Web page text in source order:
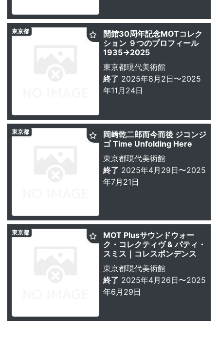
開館30周年記念MOTコレク
ション ９つのプロフィール
1935→2025
東京都現代美術館
終了 2025年8月2日〜2025
年11月24日
東京都
岡﨑乾二郎而今而後 ジコンジ
ゴ Time Unfolding Here
東京都現代美術館
終了 2025年4月29日〜2025
年7月21日
東京都
MOT Plusサウンドウォー
ク・コレクティヴ & パティ・
スミス｜コレスポンデンス
東京都現代美術館
終了 2025年4月26日〜2025
年6月29日
東京都